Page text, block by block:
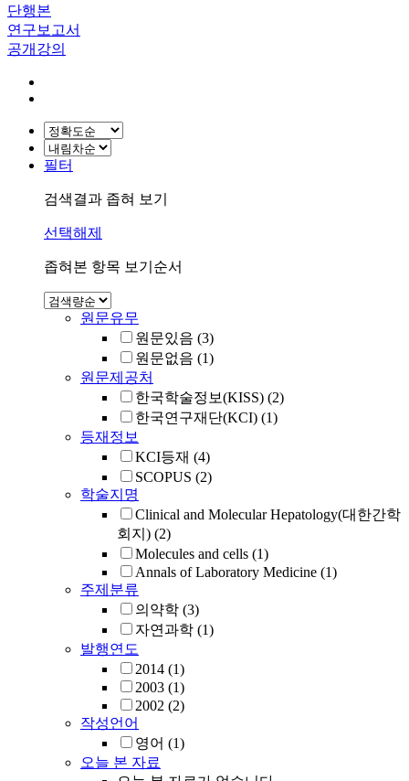
단행본
연구보고서
공개강의
필터
검색결과 좁혀 보기
선택해제
좁혀본 항목 보기순서
원문유무
원문있음 (3)
원문없음 (1)
원문제공처
한국학술정보(KISS) (2)
한국연구재단(KCI) (1)
등재정보
KCI등재 (4)
SCOPUS (2)
학술지명
Clinical and Molecular Hepatology(대한간학
회지) (2)
Molecules and cells (1)
Annals of Laboratory Medicine (1)
주제분류
의약학 (3)
자연과학 (1)
발행연도
2014 (1)
2003 (1)
2002 (2)
작성언어
영어 (1)
오늘 본 자료